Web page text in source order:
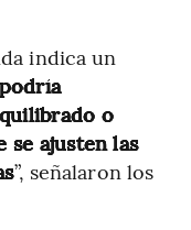
indica un
o
ajusten las
”, señalaron los